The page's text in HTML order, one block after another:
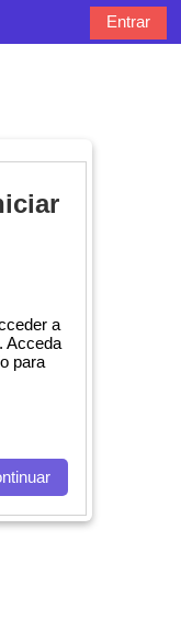
Entrar
a
Acceda
para